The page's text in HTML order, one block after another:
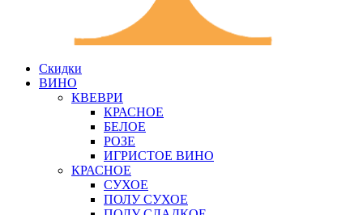
Скидки
ВИНО
КВЕВРИ
КРАСНОЕ
БЕЛОЕ
РОЗЕ
ИГРИСТОЕ ВИНО
КРАСНОЕ
СУХОЕ
ПОЛУ СУХОЕ